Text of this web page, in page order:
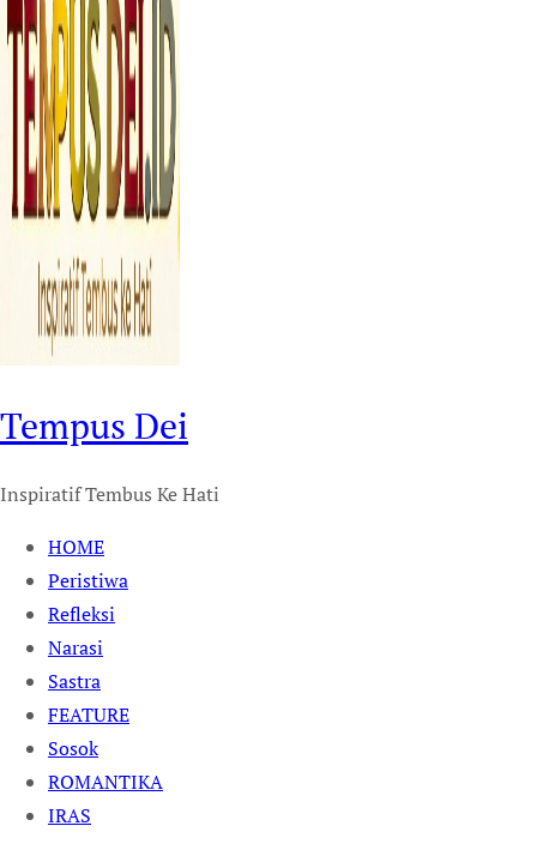
Tempus Dei
Inspiratif Tembus Ke Hati
HOME
Peristiwa
Refleksi
Narasi
Sastra
FEATURE
Sosok
ROMANTIKA
IRAS